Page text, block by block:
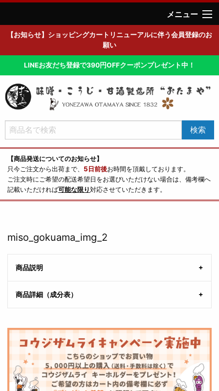
メニュー
【お知らせ】ショッピングカートリニューアルに伴う会員登録のお
願い
LINEお友だち登録で390円OFFクーポンプレゼント中！
【商品発送についてのお知らせ】
只今ご注文から出荷まで、 5日前後お時間を頂戴しております。
ご注文時にご希望の配送希望日をお選びいただけない場合は、備考欄へ
記載いただければ可能な限り対応させていただきます。
miso_gokuama_img_2
商品説明
商品詳細（成分表）